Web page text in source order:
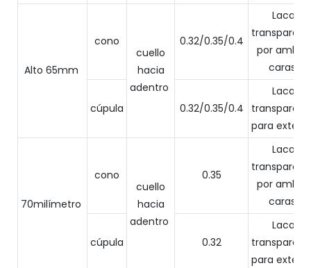
Alto 65mm
cono
cuello
hacia
adentro
0.32/0.35/0.4
Laca
por ambas
caras.
cúpula 0.32/0.35/0.4
Laca
para
70milímetro
cono
cuello
hacia
adentro
0.35
Laca
por ambas
caras.
cúpula 0.32
Laca
para